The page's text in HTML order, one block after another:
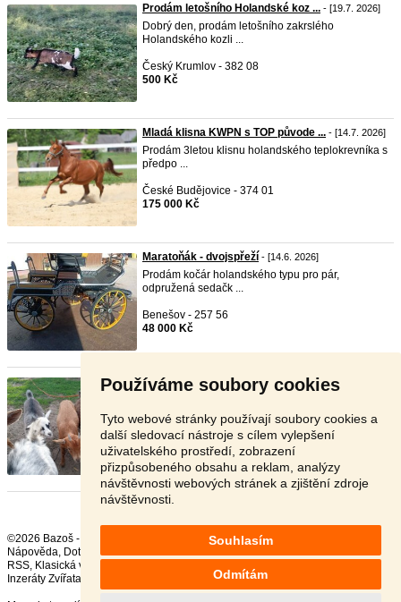
Používáme soubory cookies
Tyto webové stránky používají soubory cookies a
další sledovací nástroje s cílem vylepšení
uživatelského prostředí, zobrazení
přizpůsobeného obsahu a reklam, analýzy
návštěvnosti webových stránek a zjištění zdroje
návštěvnosti.
Souhlasím
Odmítám
Prodám letošního Holandské koz ... - [19.7. 2026]
Dobrý den, prodám letošního zakrslého
Holandského kozli ...
Český Krumlov - 382 08
500 Kč
Mladá klisna KWPN s TOP původe ... - [14.7. 2026]
Prodám 3letou klisnu holandského teplokrevníka s
předpo ...
České Budějovice - 374 01
175 000 Kč
Maratoňák - dvojspřeží - [14.6. 2026]
Prodám kočár holandského typu pro pár,
odpružená sedačk ...
Benešov - 257 56
48 000 Kč
Holandská koza - [9.6. 2026]
starý, na ...
Rychnov nad Kněžnou - 516 01
700 Kč
©2026 Bazoš -
Nápověda, Dotazy ,
,
RSS,
Inzeráty Zvířata celkem:
, za 24 hodin:2336